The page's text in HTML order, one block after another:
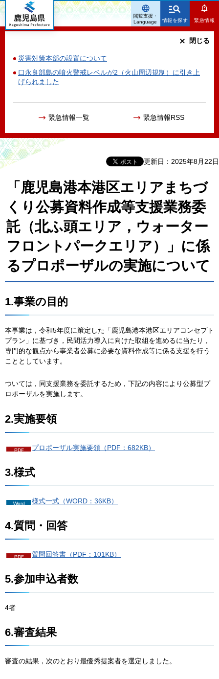
鹿児島県
情報を探す 緊急情報
災害対策本部の設置について
口永良部島の噴火警戒レベルが2（火山周辺規制）に引き上
げられました
緊急情報一覧 緊急情報RSS
閉じる
閲覧支援・
Language
更新日：2025年8月22日
「鹿児島港本港区エリアまちづ
くり公募資料作成等支援業務委
託（北ふ頭エリア，ウォーター
フロントパークエリア）」に係
るプロポーザルの実施について
1.事業の目的
本事業は，令和5年度に策定した「鹿児島港本港区エリアコンセプト
プラン」に基づき，民間活力導入に向けた取組を進めるに当たり，
専門的な観点から事業者公募に必要な資料作成等に係る支援を行う
こととしています。
ついては，同支援業務を委託するため，下記の内容により公募型プ
ロポーザルを実施します。
2.実施要領
プロポーザル実施要領（PDF：682KB）
3.様式
様式一式（WORD：36KB）
4.質問・回答
質問回答書（PDF：101KB）
5.参加申込者数
4者
6.審査結果
審査の結果，次のとおり最優秀提案者を選定しました。